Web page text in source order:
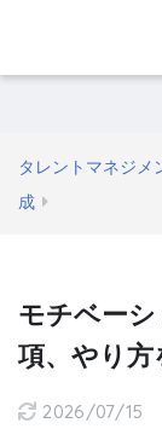
タレントマネジメ
成
モチベー
項、やり方
2026/07/15